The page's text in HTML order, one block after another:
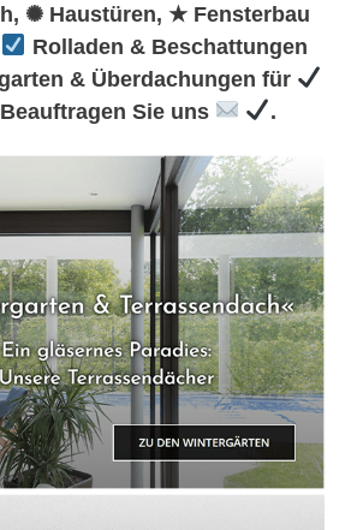
✺ Haustüren, ★ Fensterbau
Rolladen & Beschattungen
& Überdachungen für
Beauftragen Sie uns .